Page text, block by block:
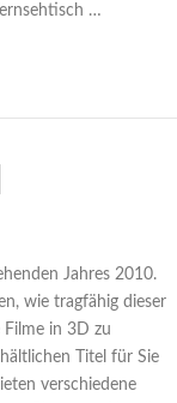
…
Jahres 2010.
wie tragfähig dieser
Filme in 3D zu
Titel für Sie
verschiedene